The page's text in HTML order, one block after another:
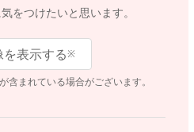
をつけたいと思います。
を表示する※
まれている場合がございます。